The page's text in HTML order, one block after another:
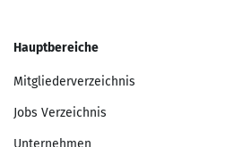
Hauptbereiche
Mitgliederverzeichnis
Jobs Verzeichnis
Unternehmen